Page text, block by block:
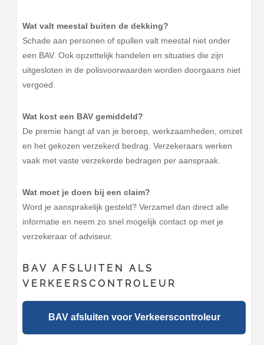
Wat valt meestal buiten de dekking?
Schade aan personen of spullen valt meestal niet onder
een BAV. Ook opzettelijk handelen en situaties die zijn
uitgesloten in de polisvoorwaarden worden doorgaans niet
vergoed.
Wat kost een BAV gemiddeld?
De premie hangt af van je beroep, werkzaamheden, omzet
en het gekozen verzekerd bedrag. Verzekeraars werken
vaak met vaste verzekerde bedragen per aanspraak.
Wat moet je doen bij een claim?
Word je aansprakelijk gesteld? Verzamel dan direct alle
informatie en neem zo snel mogelijk contact op met je
verzekeraar of adviseur.
BAV AFSLUITEN ALS
VERKEERSCONTROLEUR
BAV afsluiten voor Verkeerscontroleur